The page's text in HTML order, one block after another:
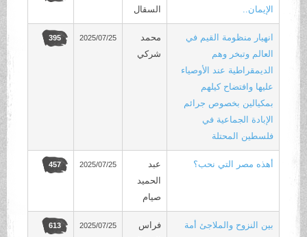
الإيمان..
السقال
انهيار منظومة القيم في
العالم وتبخر وهم
الديمقراطية عند الأوصياء
عليها وافتضاح كيلهم
بمكيالين بخصوص جرائم
الإبادة الجماعية في
فلسطين المحتلة
محمد
شركي
2025/07/25
395
أهذه مصر التي نحب؟
الحميد
صيام
2025/07/25
457
بين النزوح والملاجئ أمة
فراس
2025/07/25
613